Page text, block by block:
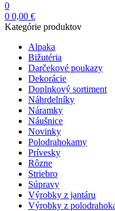
0
0 0,00 €
Kategórie produktov
Alpaka
Bižutéria
Darčekové poukazy
Dekorácie
Doplnkový sortiment
Náhrdelníky
Náramky
Náušnice
Novinky
Polodrahokamy
Prívesky
Rôzne
Striebro
Súpravy
Výrobky z jantáru
Výrobky z